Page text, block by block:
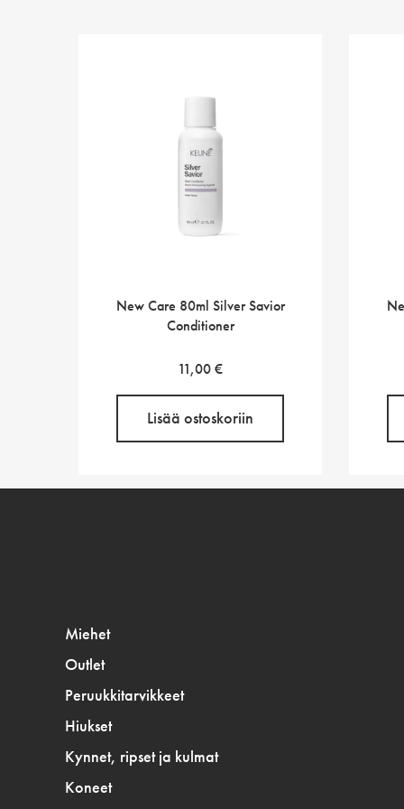
New Care 80ml Silver Savior
Conditioner
11,00€
Lisää ostoskoriin
Miehet
Outlet
Peruukkitarvikkeet
Hiukset
Kynnet, ripset ja kulmat
Koneet